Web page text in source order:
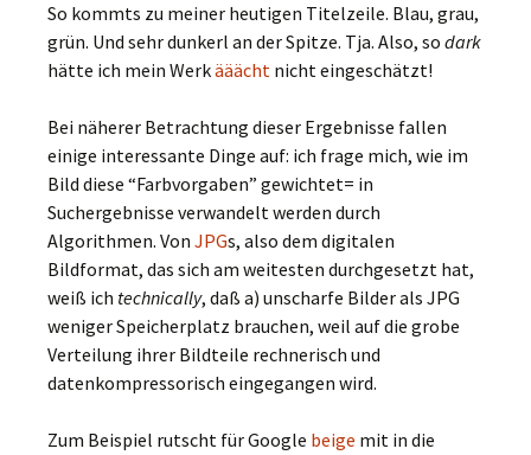
So kommts zu meiner heutigen Titelzeile. Blau, grau,
grün. Und sehr dunkerl an der Spitze. Tja. Also, so dark
hätte ich mein Werkääächt nicht eingeschätzt!
Bei näherer Betrachtung dieser Ergebnisse fallen
einige interessante Dinge auf: ich frage mich, wie im
Bild diese “Farbvorgaben” gewichtet= in
Suchergebnisse verwandelt werden durch
Algorithmen. Von JPGs, also dem digitalen
Bildformat, das sich am weitesten durchgesetzt hat,
weiß ich technically, daß a) unscharfe Bilder als JPG
weniger Speicherplatz brauchen, weil auf die grobe
Verteilung ihrer Bildteile rechnerisch und
datenkompressorisch eingegangen wird.
Zum Beispiel rutscht für Google beige mit in die